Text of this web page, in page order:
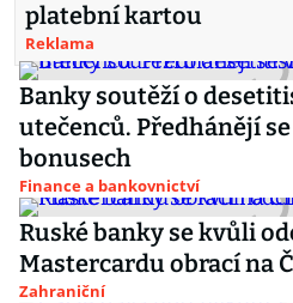
platební kartou
Reklama
Banky soutěží o
utečenců. Předhánějí
bonusech
Finance a bankovnictví
Ruské banky se kvůli
Mastercardu obrací na
Zahraniční